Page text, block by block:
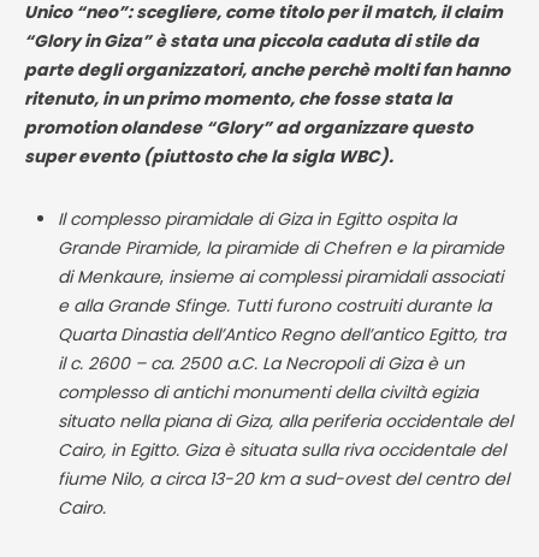
Unico “neo”: scegliere, come titolo per il match, il claim
“Glory in Giza” è stata una piccola caduta di stile da
parte degli organizzatori, anche perchè molti fan hanno
ritenuto, in un primo momento, che fosse stata la
promotion olandese “Glory” ad organizzare questo
super evento (piuttosto che la sigla WBC).
Il complesso piramidale di Giza in Egitto ospita la
Grande Piramide, la piramide di Chefren e la piramide
di Menkaure, insieme ai complessi piramidali associati
e alla Grande Sfinge. Tutti furono costruiti durante la
Quarta Dinastia dell’Antico Regno dell’antico Egitto, tra
il c. 2600 – ca. 2500 a.C. La Necropolidi Gizaè un
complesso diantichi monumenti della civiltà egizia
situato nella pianadi Giza, alla periferia occidentale del
Cairo, in Egitto. Giza è situatasulla riva occidentale del
fiume Nilo, a circa 13-20 km a sud-ovest del centro del
Cairo.